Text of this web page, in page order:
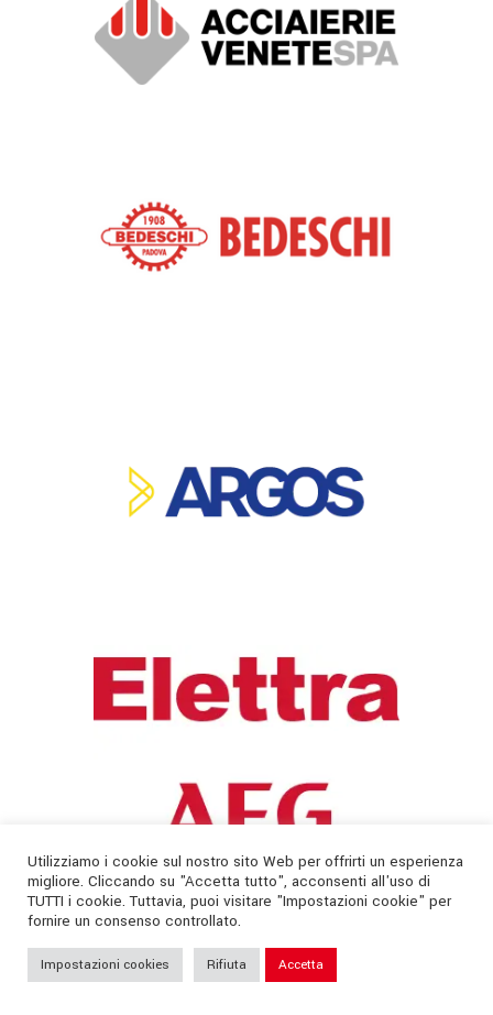
Utilizziamo i cookie sul nostro sito Web per offrirti un esperienza
migliore. Cliccando su "Accetta tutto", acconsenti all'uso di
TUTTI i cookie. Tuttavia, puoi visitare "Impostazioni cookie" per
fornire un consenso controllato.
Impostazioni cookies Rifiuta Accetta